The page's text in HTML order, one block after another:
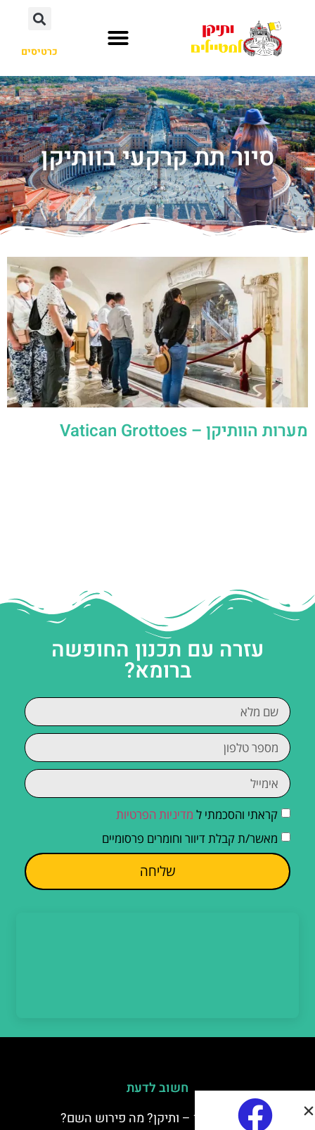
כרטיסים
סיור תת קרקעי בוותיקן
מערות הוותיקן – Vatican Grottoes
עזרה עם תכנון החופשה
ברומא?
קראתי והסכמתי ל מדיניות הפרטיות
מאשר/ת קבלת דיוור וחומרים פרסומיים
שליחה
חשוב לדעת
למה קוראים לוותיקן – ותיקן? מה פירוש השם?